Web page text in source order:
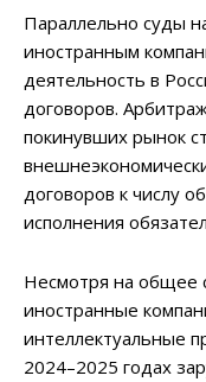
Параллельно суды
иностранным
деятельность в
договоров.
покинувших рынок
договоров к числу
исполнения
Несмотря на общее
иностранные
интеллектуальные
2024–2025 годах